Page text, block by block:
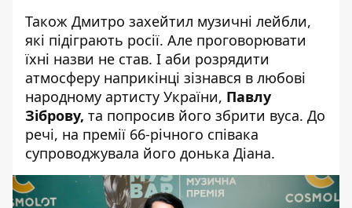
Також Дмитро захейтил музичні лейбли,
які підіграють росії. Але проговорювати
їхні назви не став. І аби розрядити
атмосферу наприкінці зізнався в любові
народному артисту України, Павлу
Зіброву, та попросив його збрити вуса. До
речі, на премії 66-річного співака
супроводжувала його донька Діана.